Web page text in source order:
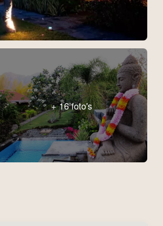
+ 16 foto's